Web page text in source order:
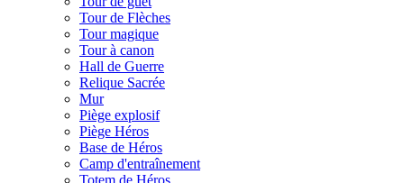
Tour de Flèches
Tour magique
Tour à canon
Hall de Guerre
Relique Sacrée
Mur
Piège explosif
Piège Héros
Base de Héros
Camp d'entraînement